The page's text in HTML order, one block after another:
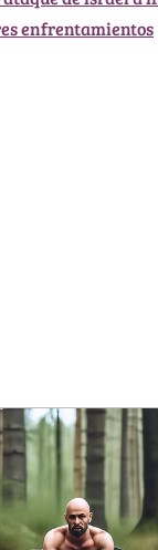
enfrentamientos